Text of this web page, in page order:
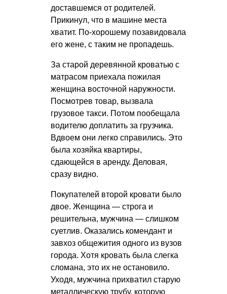
доставшемся от родителей.
Прикинул, что в машине места
хватит. По-хорошему позавидовала
его жене, с таким не пропадешь.
За старой деревянной кроватью с
матрасом приехала пожилая
женщина восточной наружности.
Посмотрев товар, вызвала
грузовое такси. Потом пообещала
водителю доплатить за грузчика.
Вдвоем они легко справились. Это
была хозяйка квартиры,
сдающейся в аренду. Деловая,
сразу видно.
Покупателей второй кровати было
двое. Женщина — строга и
решительна, мужчина — слишком
суетлив. Оказались комендант и
завхоз общежития одного из вузов
города. Хотя кровать была слегка
сломана, это их не остановило.
Уходя, мужчина прихватил старую
металлическую трубу, которую